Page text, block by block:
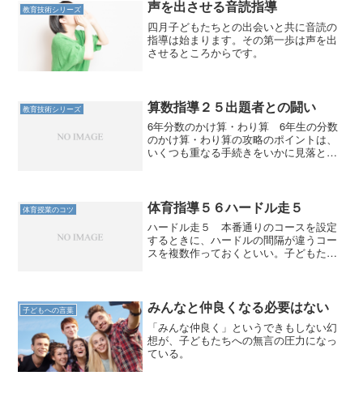
教育技術シリーズ 声を出させる音読指導
四月子どもたちとの出会いと共に音読の
指導は始まります。その第一歩は声を出
させるところからです。
教育技術シリーズ 算数指導２５出題者との闘い
6年分数のかけ算・わり算 6年生の分数
のかけ算・わり算の攻略のポイントは、
いくつも重なる手続きをいかに見落とさ
分母どうしをそれぞれか...
体育授業のコツ 体育指導５６ハードル走５
ハードル走５ 本番通りのコースを設定
するときに、ハードルの間隔が違うコー
スを複数作っておくといい。子どもたち
なので、先にも述べたように...
子どもへの言葉 みんなと仲良くなる必要はない
「みんな仲良く」というできもしない幻
想が、子どもたちへの無言の圧力になっ
ている。